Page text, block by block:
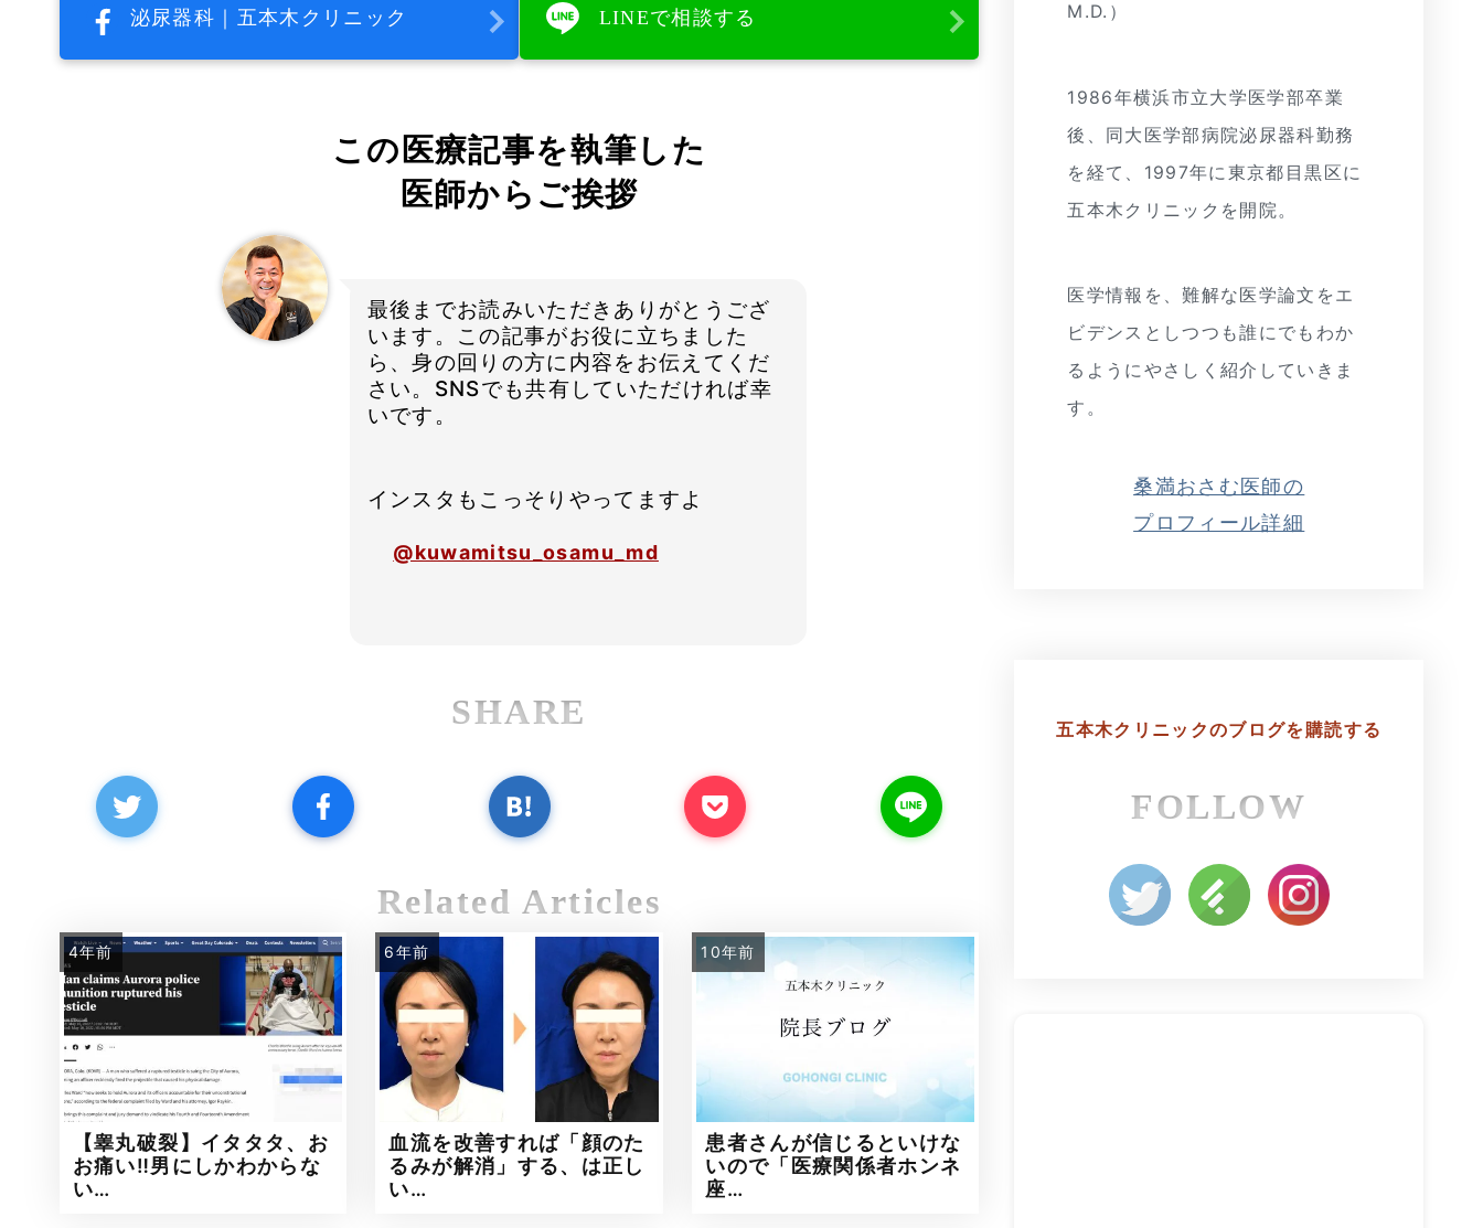
泌尿器科｜五本木クリニック LINEで相談する
この医療記事を執筆した
医師からご挨拶
最後までお読みいただきありがとうござ
います。この記事がお役に立ちました
ら、身の回りの方に内容をお伝えてくだ
さい。SNSでも共有していただければ幸
いです。
インスタもこっそりやってますよ
@kuwamitsu_osamu_md
SHARE
Related Articles
4年前
【睾丸破裂】イタタタ、お
お痛い‼男にしかわからな
い…
6年前
血流を改善すれば「顔のた
るみが解消」する、は正し
い…
10年前
患者さんが信じるといけな
いので「医療関係者ホンネ
座…
M.D.）
1986年横浜市立大学医学部卒業
後、同大医学部病院泌尿器科勤務
を経て、1997年に東京都目黒区に
五本木クリニックを開院。
医学情報を、難解な医学論文をエ
ビデンスとしつつも誰にでもわか
るようにやさしく紹介していきま
す。
桑満おさむ医師の
プロフィール詳細
五本木クリニックのブログを購読する
FOLLOW